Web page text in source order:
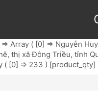
Array ( [0] => Nguyễn
thị xã Đông Triều, tỉnh
( [0] => 233 ) [product_qty]